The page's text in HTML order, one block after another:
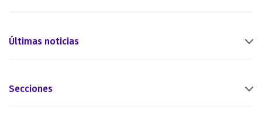
Últimas noticias
Secciones